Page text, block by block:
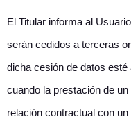
El Titular informa al
serán cedidos a terceras
dicha cesión de datos
cuando la prestación de
relación contractual con